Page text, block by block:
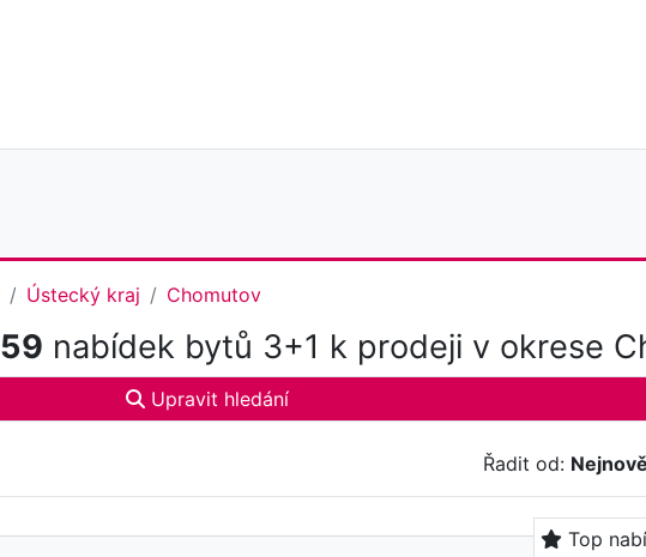
Ústecký kraj Chomutov
59 nabídek bytů 3+1 k prodeji v okrese
Upravit hledání
Řadit od:
Top